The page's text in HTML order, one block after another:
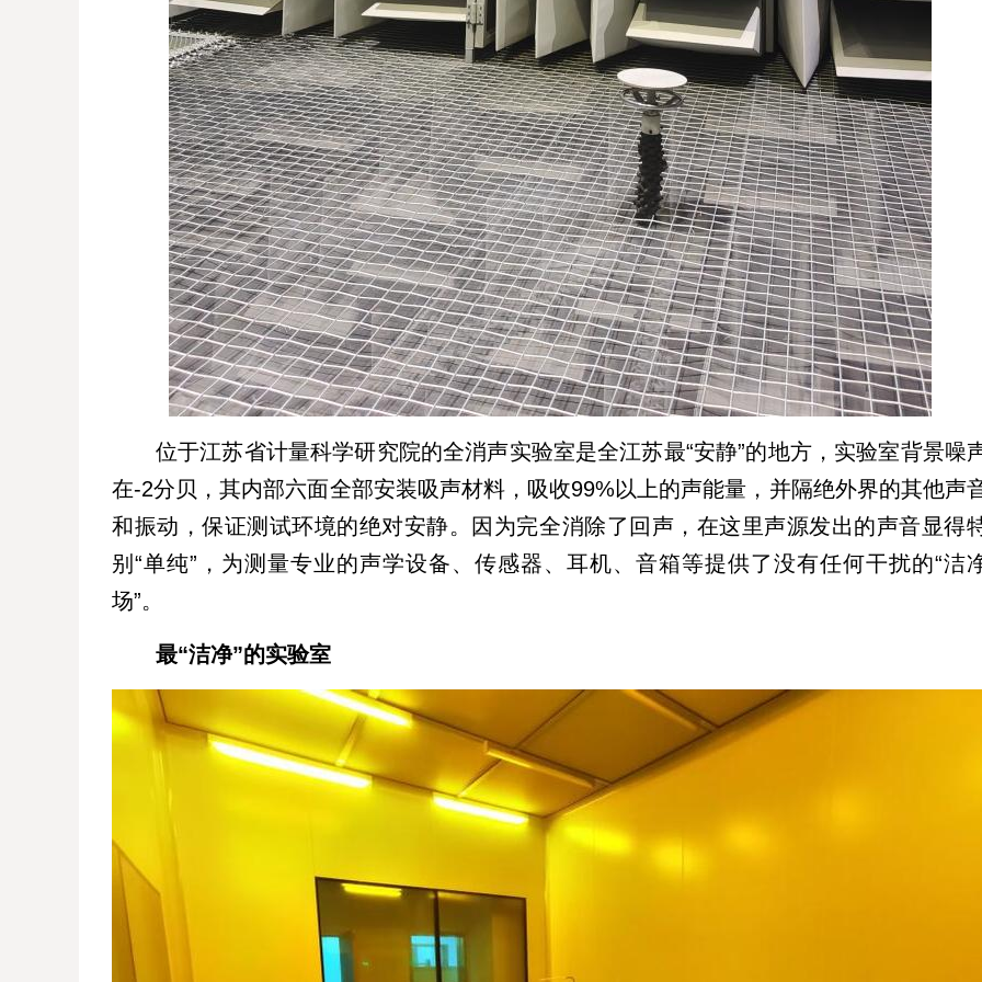
位于江苏省计量科学研究院的全消声实验室是全江苏最“安静”的地方，实验室背景噪
在-2分贝，其内部六面全部安装吸声材料，吸收99%以上的声能量，并隔绝外界的其他声
和振动，保证测试环境的绝对安静。因为完全消除了回声，在这里声源发出的声音显得
别“单纯”，为测量专业的声学设备、传感器、耳机、音箱等提供了没有任何干扰的“洁
场”。
最“洁净”的实验室